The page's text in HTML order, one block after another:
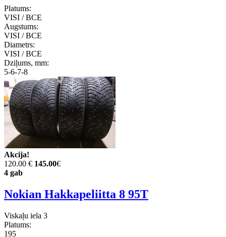
Platums:
VISI / ВСЕ
Augstums:
VISI / ВСЕ
Diametrs:
VISI / ВСЕ
Dziļums, mm:
5-6-7-8
Akcija!
120.00 € 145.00€
4 gab
Nokian Hakkapeliitta 8 95T
Viskaļu iela 3
Platums:
195